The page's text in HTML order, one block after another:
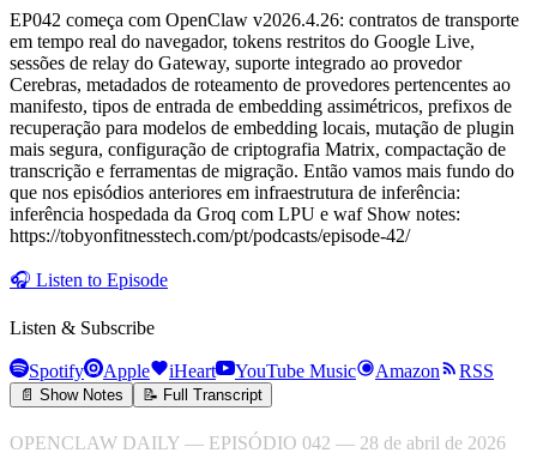
EP042 começa com OpenClaw v2026.4.26: contratos de transporte
em tempo real do navegador, tokens restritos do Google Live,
sessões de relay do Gateway, suporte integrado ao provedor
Cerebras, metadados de roteamento de provedores pertencentes ao
manifesto, tipos de entrada de embedding assimétricos, prefixos de
recuperação para modelos de embedding locais, mutação de plugin
mais segura, configuração de criptografia Matrix, compactação de
transcrição e ferramentas de migração. Então vamos mais fundo do
que nos episódios anteriores em infraestrutura de inferência:
inferência hospedada da Groq com LPU e waf Show notes:
https://tobyonfitnesstech.com/pt/podcasts/episode-42/
🎧 Listen to Episode
Listen & Subscribe
Spotify Apple iHeart YouTube Music Amazon RSS
📄 Show Notes 📝 Full Transcript
OPENCLAW DAILY — EPISÓDIO 042 — 28 de abril de 2026